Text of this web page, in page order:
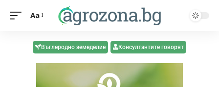
Aa
Въглеродно земеделие Консултантите говорят